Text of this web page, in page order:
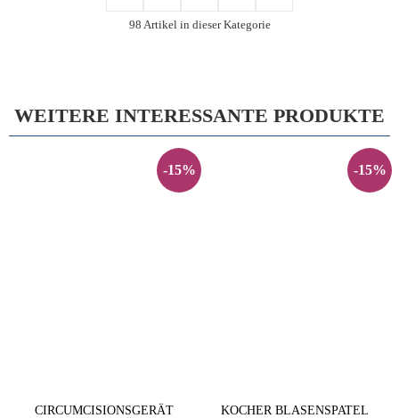
98 Artikel in dieser Kategorie
WEITERE INTERESSANTE PRODUKTE
-15%
CIRCUMCISIONSGERÄT
-15%
KOCHER BLASENSPATEL